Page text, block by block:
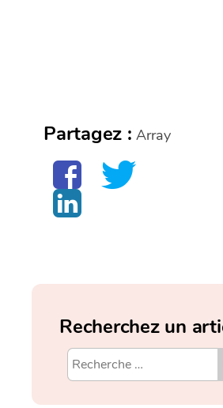
Partagez : Array
Recherchez un